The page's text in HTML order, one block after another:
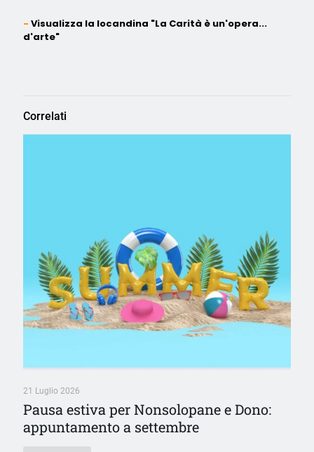
Visualizza la locandina "La Carità è un'opera...
d'arte"
Correlati
21 Luglio 2026
Pausa estiva per Nonsolopane e Dono:
appuntamento a settembre